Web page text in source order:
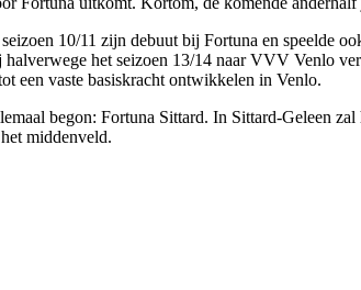
10/11 zijn debuut bij Fortuna en speelde
het seizoen 13/14 naar VVV Venlo
een vaste basiskracht ontwikkelen in Venlo.
begon: Fortuna Sittard. In Sittard-Geleen
middenveld.